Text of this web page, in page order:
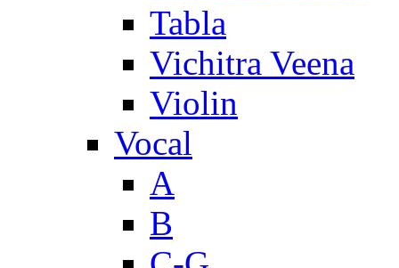
Tabla
Vichitra Veena
Violin
Vocal
A
B